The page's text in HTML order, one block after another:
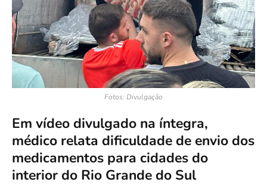
Fotos: Divulgação
Em vídeo divulgado na íntegra,
médico relata dificuldade de envio dos
medicamentos para cidades do
interior do Rio Grande do Sul